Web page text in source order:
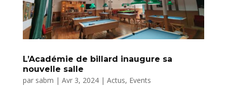
L’Académie de billard inaugure sa
nouvelle salle
par sabm | Avr 3, 2024| Actus, Events